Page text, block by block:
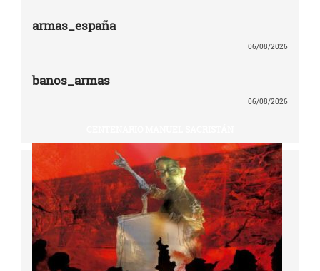
armas_españa
06/08/2026
banos_armas
06/08/2026